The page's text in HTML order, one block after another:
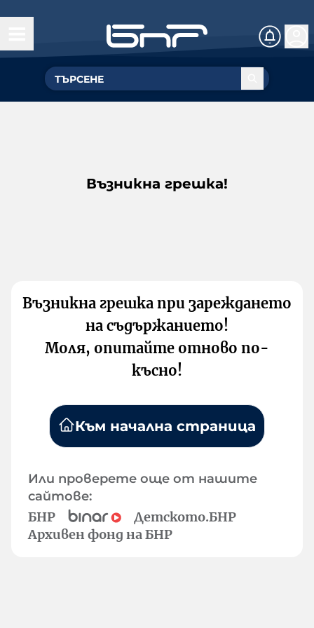
Възникна грешка!
Възникна грешка при зареждането
на съдържанието!
Моля, опитайте отново по-
късно!
Към начална страница
Или проверете още от нашите
сайтове:
БНР
Детското.БНР
Архивен фонд на БНР